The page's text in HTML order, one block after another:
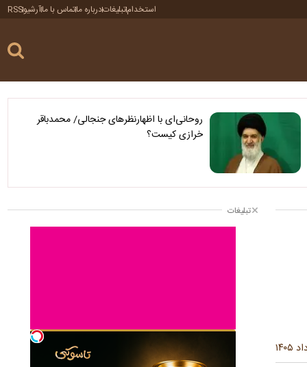
استخدامتبلیغاتدرباره ماتماس با ماآرشیوRSS
روحانی‌ای با اظهارنظرهای جنجالی/ محمدباقر
خرازی کیست؟
تبلیغات